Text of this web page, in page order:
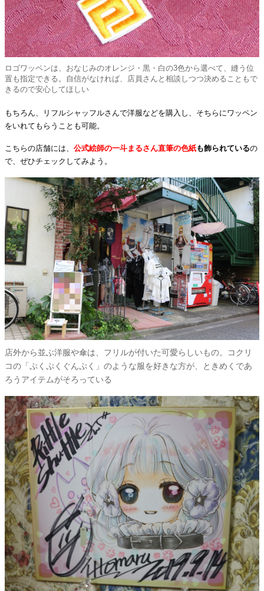
ロゴワッペンは、おなじみのオレンジ・黒・白の3色から選べて、縫う位
置も指定できる。自信がなければ、店員さんと相談しつつ決めることもで
きるので安心してほしい
もちろん、リフルシャッフルさんで洋服などを購入し、そちらにワッペン
をいれてもらうことも可能。
こちらの店舗には、 公式絵師の一斗まるさん直筆の色紙も飾られているの
で、ぜひチェックしてみよう。
店外から並ぶ洋服や傘は、フリルが付いた可愛らしいもの。コクリ
コの「ぷくぷくぐんぷく」のような服を好きな方が、ときめくであ
ろうアイテムがそろっている